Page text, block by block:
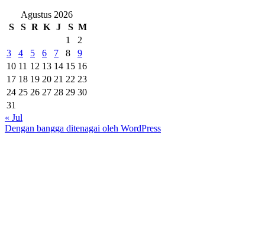
Agustus 2026
S
S R K J S M
1
2
3
4 5 6 7 8
9
10 11 12 13 14 15 16
17 18 19 20 21 22 23
24 25 26 27 28 29 30
31
« Jul
Dengan bangga ditenagai oleh WordPress